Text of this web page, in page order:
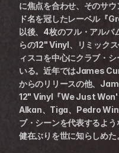
に焦点を合わせ、そのサ
ド名を冠したレーベル『
以後、4枚のフル・アルバ
らの12" Vinyl、リミック
ィスコを中心にクラブ・
いる。近年ではJames
からのリリースの他、
12" Vinyl『We Just
Alkan、Tiga、Pedro
ブ・シーンを代表するよ
健在ぶりを世に知らしめた。